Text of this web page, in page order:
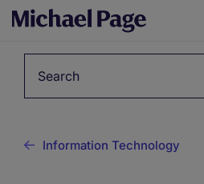
Information Technology